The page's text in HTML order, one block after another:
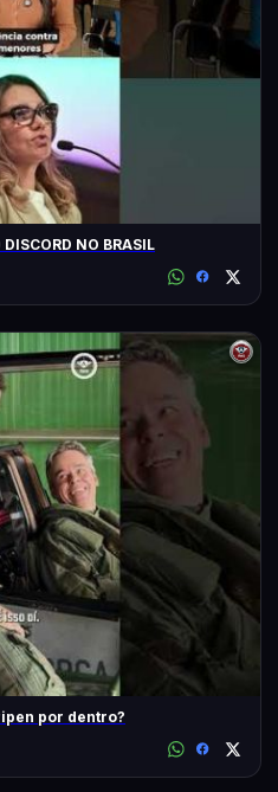
NO BRASIL
por dentro?